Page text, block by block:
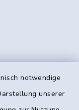
notwendige
unserer